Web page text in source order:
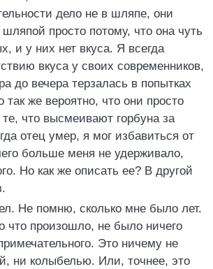
дело не в шляпе, они
просто потому, что она чуть
и у них нет вкуса. Я всегда
вкуса у своих современников,
до вечера терзалась в попытках
так же вероятно, что они просто
что высмеивают горбуна за
отец умер, я мог избавиться от
больше меня не удерживало,
Но как же описать ее? В другой
Не помню, сколько мне было лет.
что произошло, не было ничего
Это ничему не
ни колыбелью. Или, точнее, это